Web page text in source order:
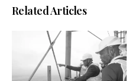
Related Articles